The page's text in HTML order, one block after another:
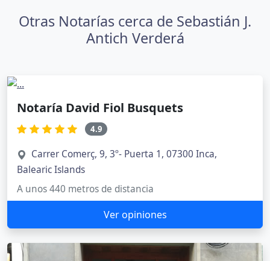
Otras Notarías cerca de Sebastián J.
Antich Verderá
Notaría David Fiol Busquets
4.9
Carrer Comerç, 9, 3º- Puerta 1, 07300 Inca,
Balearic Islands
A unos 440 metros de distancia
Ver opiniones